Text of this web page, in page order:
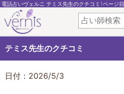
電話占いヴェルニ テミス先生のクチコミ1ページ目
テミス先生のクチコミ
日付：2026/5/3